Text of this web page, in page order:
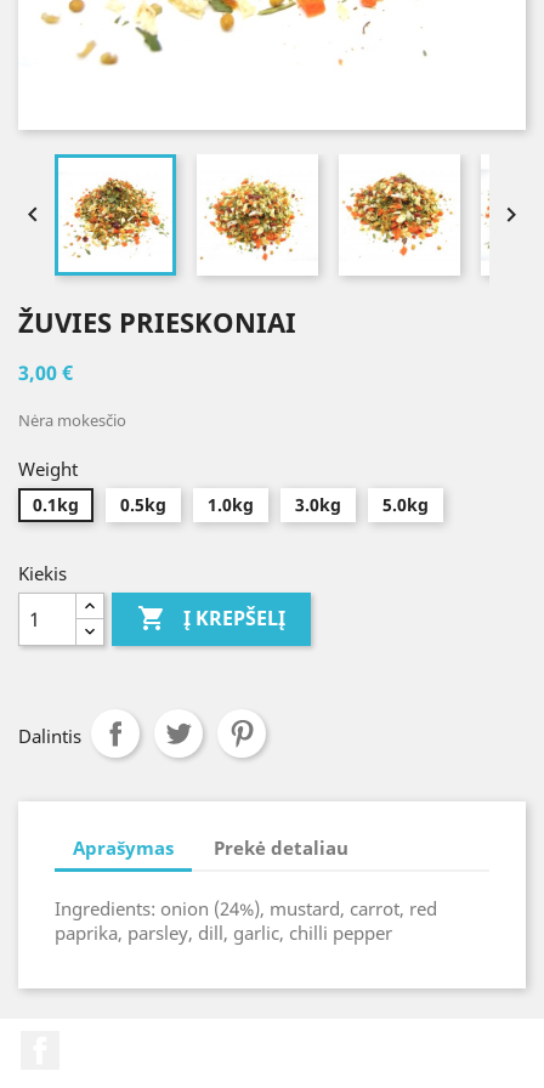
 
ŽUVIES PRIESKONIAI
3,00 €
Nėra mokesčio
Weight
0.1kg 0.5kg 1.0kg 3.0kg 5.0kg
Kiekis
 Į KREPŠELĮ
Dalintis
Aprašymas Prekė detaliau
Ingredients: onion (24%), mustard, carrot, red
paprika, parsley, dill, garlic, chilli pepper